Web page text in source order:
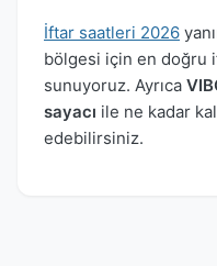
İftar saatleri 2026
bölgesi için en doğru
sunuyoruz. Ayrıca
sayacı ile ne kadar
edebilirsiniz.